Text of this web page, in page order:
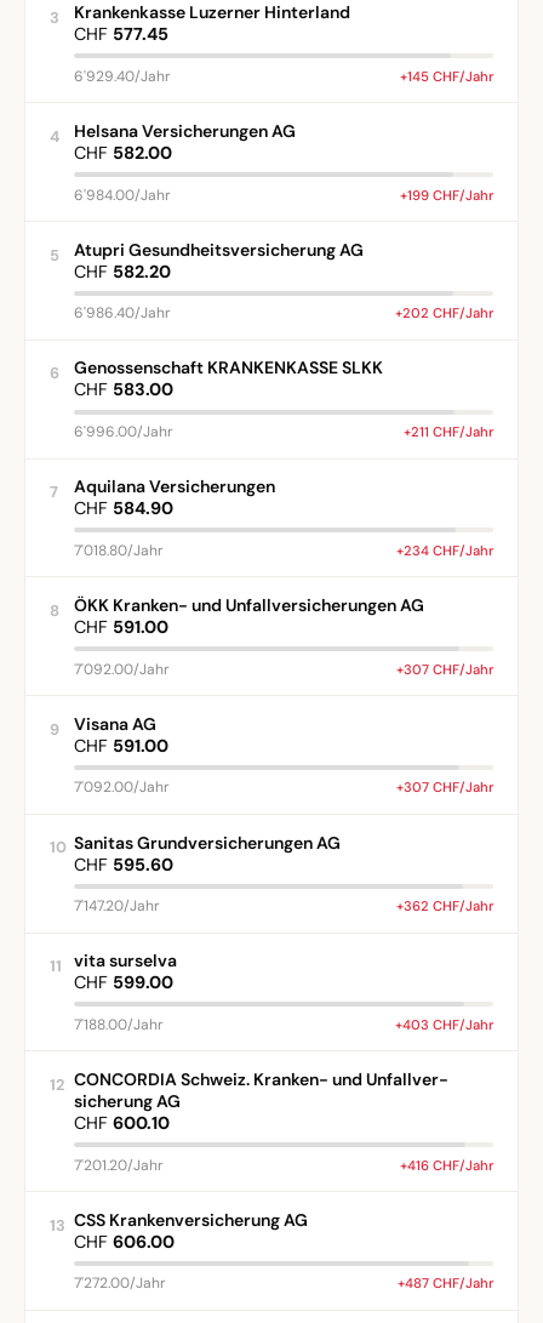
3
Krankenkasse Luzerner Hinterland
CHF 577.45
6'929.40/Jahr +145 CHF/Jahr
4
Helsana Versicherungen AG
CHF 582.00
6'984.00/Jahr +199 CHF/Jahr
5
Atupri Gesundheitsversicherung AG
CHF 582.20
6'986.40/Jahr +202 CHF/Jahr
6
Genossenschaft KRANKENKASSE SLKK
CHF 583.00
6'996.00/Jahr +211 CHF/Jahr
7
Aquilana Versicherungen
CHF 584.90
7'018.80/Jahr +234 CHF/Jahr
8
ÖKK Kranken- und Unfallversicherungen AG
CHF 591.00
7'092.00/Jahr +307 CHF/Jahr
9
Visana AG
CHF 591.00
7'092.00/Jahr +307 CHF/Jahr
10 Sanitas Grundversicherungen AG
CHF 595.60
7'147.20/Jahr +362 CHF/Jahr
11
vita surselva
CHF 599.00
7'188.00/Jahr +403 CHF/Jahr
12 CONCORDIA Schweiz. Kranken- und Unfallver-
sicherung AG
CHF 600.10
7'201.20/Jahr +416 CHF/Jahr
13 CSS Krankenversicherung AG
CHF 606.00
7'272.00/Jahr +487 CHF/Jahr